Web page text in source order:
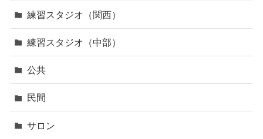
練習スタジオ（関西）
練習スタジオ（中部）
公共
民間
サロン